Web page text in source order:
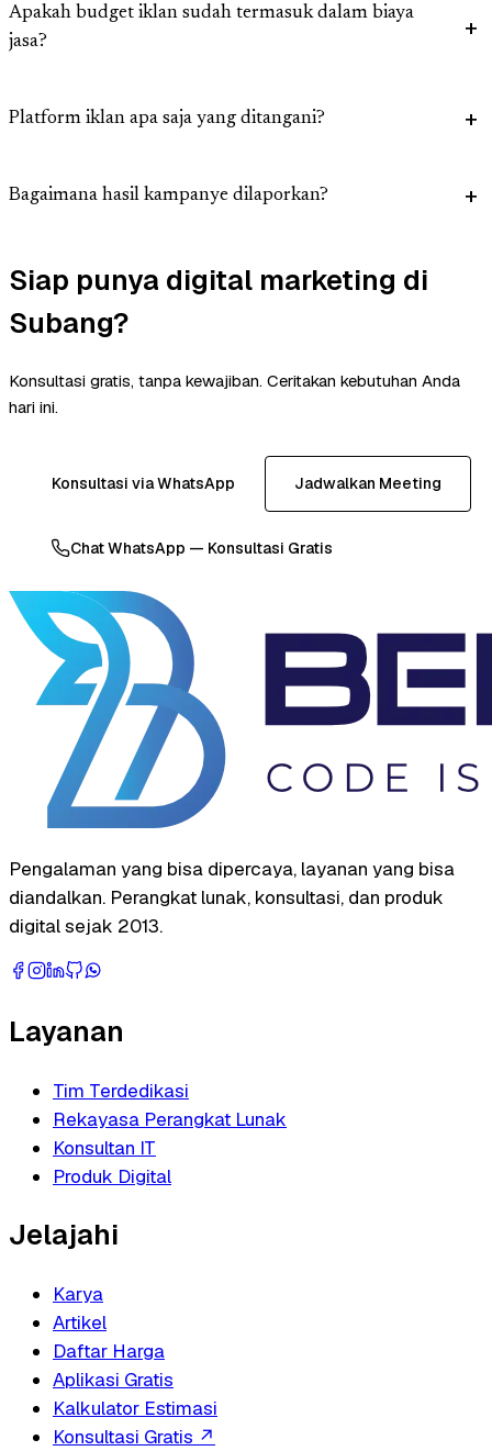
Apakah budget iklan sudah termasuk dalam biaya
jasa?
Platform iklan apa saja yang ditangani?
Bagaimana hasil kampanye dilaporkan?
Siap punya digital marketing di
Subang?
Konsultasi gratis, tanpa kewajiban. Ceritakan kebutuhan Anda
hari ini.
Konsultasi via WhatsApp Jadwalkan Meeting
Chat WhatsApp — Konsultasi Gratis
Pengalaman yang bisa dipercaya, layanan yang bisa
diandalkan. Perangkat lunak, konsultasi, dan produk
digital sejak 2013.
Layanan
Tim Terdedikasi
Rekayasa Perangkat Lunak
Konsultan IT
Produk Digital
Jelajahi
Karya
Artikel
Daftar Harga
Aplikasi Gratis
Kalkulator Estimasi
Konsultasi Gratis ↗